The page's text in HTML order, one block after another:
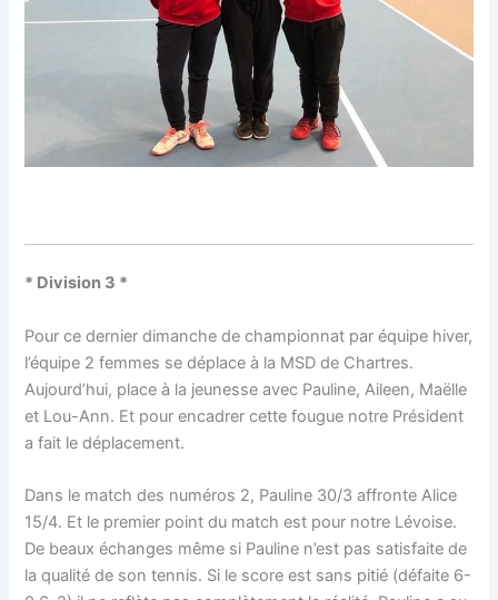
* Division 3 *
Pour ce dernier dimanche de championnat par équipe hiver,
l’équipe 2 femmes se déplace à la MSD de Chartres.
Aujourd’hui, place à la jeunesse avec Pauline, Aileen, Maëlle
et Lou-Ann. Et pour encadrer cette fougue notre Président
a fait le déplacement.
Dans le match des numéros 2, Pauline 30/3 affronte Alice
15/4. Et le premier point du match est pour notre Lévoise.
De beaux échanges même si Pauline n’est pas satisfaite de
la qualité de son tennis. Si le score est sans pitié (défaite 6-